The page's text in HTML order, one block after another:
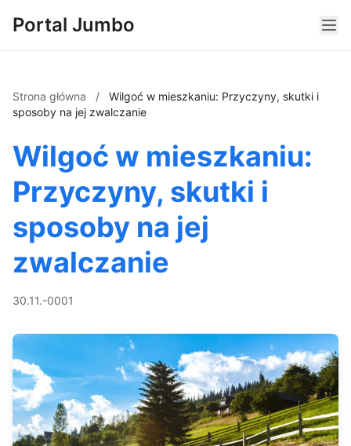
Portal Jumbo
Strona główna /
Wilgoć w mieszkaniu: Przyczyny, skutki i
sposoby na jej zwalczanie
Wilgoć w mieszkaniu:
Przyczyny, skutki i
sposoby na jej
zwalczanie
30.11.-0001